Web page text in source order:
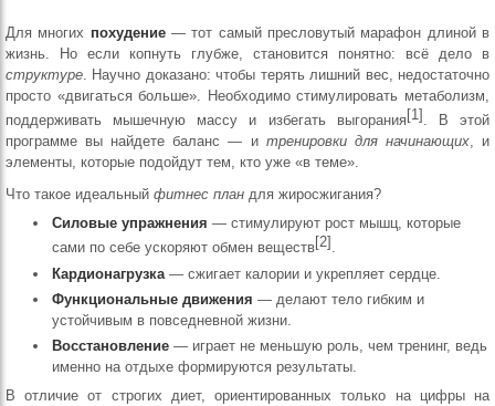
Для многих похудение— тот самый пресловутый марафон длиной в
жизнь. Но если копнуть глубже, становится понятно: всё дело в
структуре. Научно доказано: чтобы терять лишний вес, недостаточно
просто «двигаться больше». Необходимо стимулировать метаболизм,
поддерживать мышечную массу и избегать выгорания[1] . В этой
программе вы найдете баланс — и тренировки для начинающих, и
элементы, которые подойдут тем, кто уже «в теме».
Что такое идеальный фитнес план для жиросжигания?
Силовые упражнения — стимулируют рост мышц, которые
сами по себе ускоряют обмен веществ[2] .
Кардионагрузка — сжигает калории и укрепляет сердце.
Функциональные движения — делают тело гибким и
устойчивым в повседневной жизни.
Восстановление — играет не меньшую роль, чем тренинг, ведь
именно на отдыхе формируются результаты.
В отличие от строгих диет, ориентированных только на цифры на